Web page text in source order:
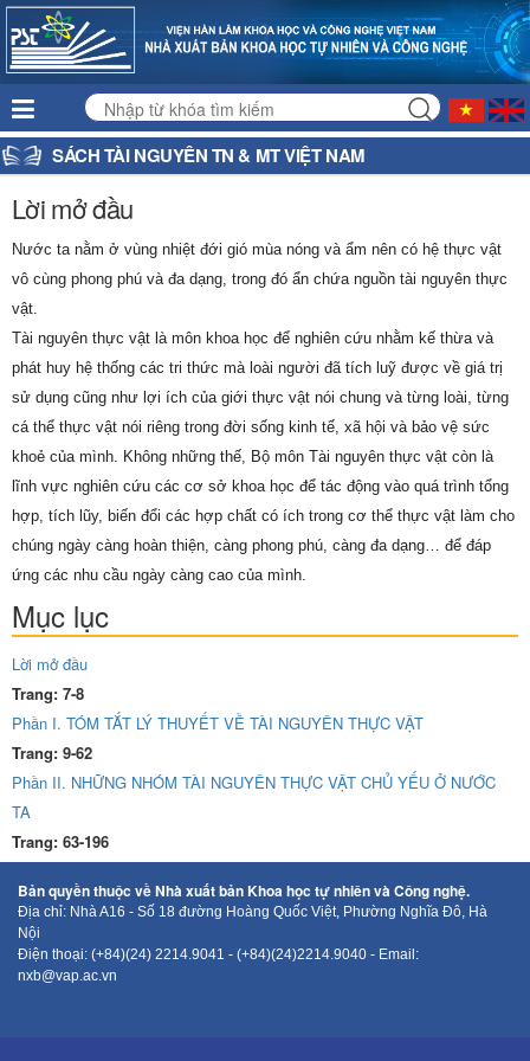
SÁCH TÀI NGUYÊN TN & MT VIỆT NAM
Lời mở đầu
Nước ta nằm ở vùng nhiệt đới gió mùa nóng và ẩm nên có hệ thực vật
vô cùng phong phú và đa dạng, trong đó ẩn chứa nguồn tài nguyên thực
vật.
Tài nguyên thực vật là môn khoa học để nghiên cứu nhằm kế thừa và
phát huy hệ thống các tri thức mà loài người đã tích luỹ được về giá trị
sử dụng cũng như lợi ích của giới thực vật nói chung và từng loài, từng
cá thể thực vật nói riêng trong đời sống kinh tế, xã hội và bảo vệ sức
khoẻ của mình. Không những thế, Bộ môn Tài nguyên thực vật còn là
lĩnh vực nghiên cứu các cơ sở khoa học để tác động vào quá trình tổng
hợp, tích lũy, biến đổi các hợp chất có ích trong cơ thể thực vật làm cho
chúng ngày càng hoàn thiện, càng phong phú, càng đa dạng… để đáp
ứng các nhu cầu ngày càng cao của mình.
Mục lục
Lời mở đầu
Trang: 7-8
Phần I. TÓM TẮT LÝ THUYẾT VỀ TÀI NGUYÊN THỰC VẬT
Trang: 9-62
Phần II. NHỮNG NHÓM TÀI NGUYÊN THỰC VẬT CHỦ YẾU Ở NƯỚC
TA
Trang: 63-196
Bản quyền thuộc về Nhà xuất bản Khoa học tự nhiên và Công nghệ.
Địa chỉ: Nhà A16 - Số 18 đường Hoàng Quốc Việt, Phường Nghĩa Đô, Hà
Nội
Điện thoại: (+84)(24) 2214.9041 - (+84)(24)2214.9040 - Email:
nxb@vap.ac.vn